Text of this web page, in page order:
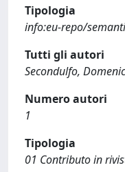
Tipologia
info:eu-repo/
Tutti gli autori
Secondulfo,
Numero autori
1
Tipologia
01 Contributo in